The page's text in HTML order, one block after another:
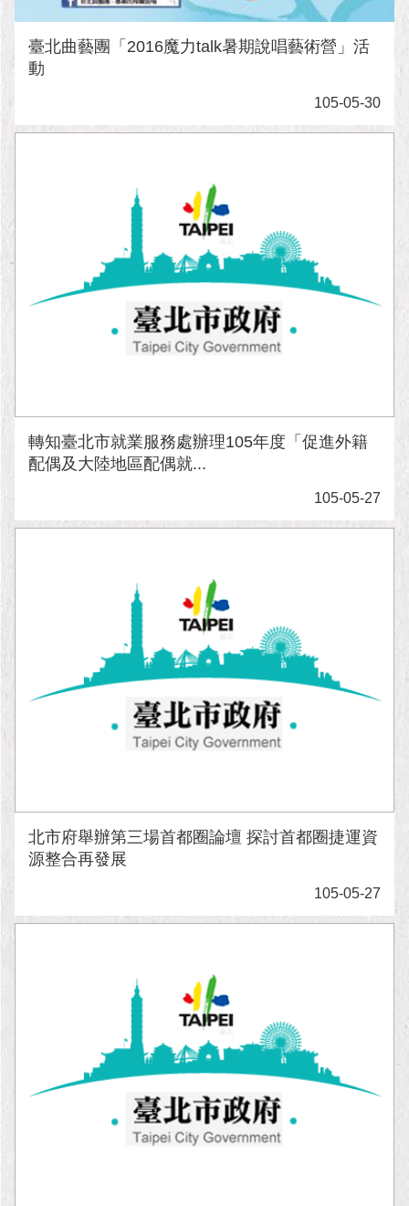
臺北曲藝團「2016魔力talk暑期說唱藝術營」活
動
105-05-30
轉知臺北市就業服務處辦理105年度「促進外籍
配偶及大陸地區配偶就...
105-05-27
北市府舉辦第三場首都圈論壇 探討首都圈捷運資
源整合再發展
105-05-27